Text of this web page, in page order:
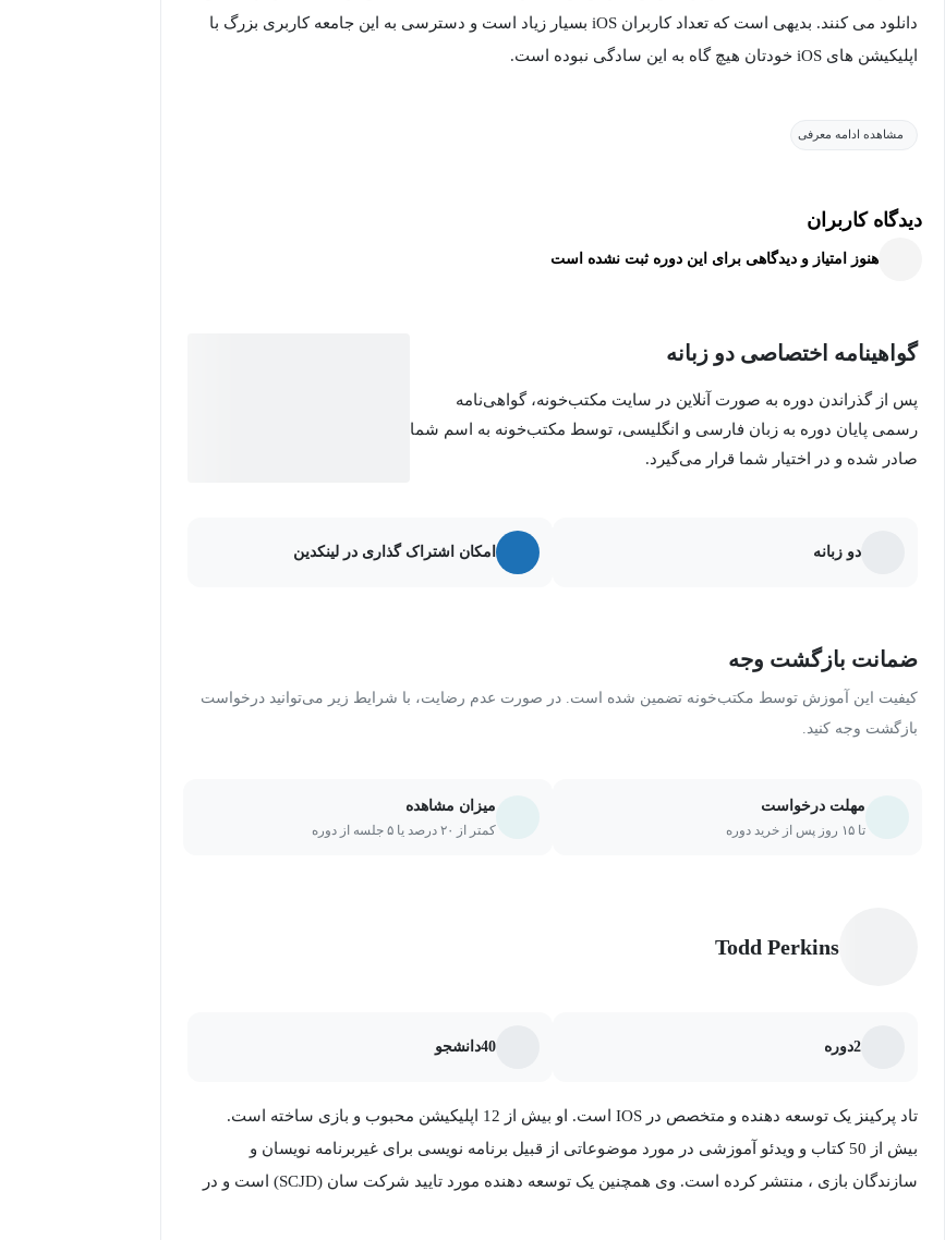
دانلود می کنند. بدیهی است که تعداد کاربران iOS بسیار زیاد است و دسترسی به این جامعه کاربری بزرگ با
اپلیکیشن های iOS خودتان هیچ گاه به این سادگی نبوده است.
کار با چندین نمای صفحه در SwiftUI آشنا خواهید شد.
مشاهده ادامه معرفی
دیدگاه کاربران
هنوز امتیاز و دیدگاهی برای این دوره ثبت نشده است
گواهینامه اختصاصی دو زبانه
پس از گذراندن دوره به صورت آنلاین در سایت مکتب‌خونه، گواهی‌نامه
رسمی پایان دوره به زبان فارسی و انگلیسی، توسط مکتب‌خونه به اسم شما
صادر شده و در اختیار شما قرار می‌گیرد.
امکان اشتراک گذاری در لینکدین دو زبانه
ضمانت بازگشت وجه
کیفیت این آموزش توسط مکتب‌خونه تضمین شده است. در صورت عدم رضایت، با شرایط زیر می‌توانید درخواست
بازگشت وجه کنید.
مهلت درخواست
تا ۱۵ روز پس از خرید دوره
میزان مشاهده
کمتر از ۲۰ درصد یا ۵ جلسه از دوره
Todd Perkins
2دوره 40دانشجو
تاد پرکینز یک توسعه دهنده و متخصص در IOS است. او بیش از 12 اپلیکیشن محبوب و بازی ساخته است.
بیش از 50 کتاب و ویدئو آموزشی در مورد موضوعاتی از قبیل برنامه نویسی برای غیربرنامه نویسان و
سازندگان بازی ، منتشر کرده است. وی همچنین یک توسعه دهنده مورد تایید شرکت سان (SCJD) است و در